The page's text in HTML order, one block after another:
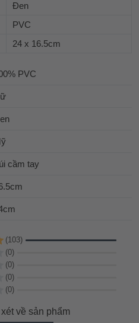
Đen
PVC
24 x 16.5cm
PVC
cầm tay
(103)
(0)
(0)
(0)
(0)
về sản phẩm